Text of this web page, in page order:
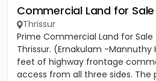
Commercial Land for
Thrissur
Prime Commercial Land for
Thrissur. (Ernakulam -Mannuthy
feet of highway frontage
access from all three sides. The